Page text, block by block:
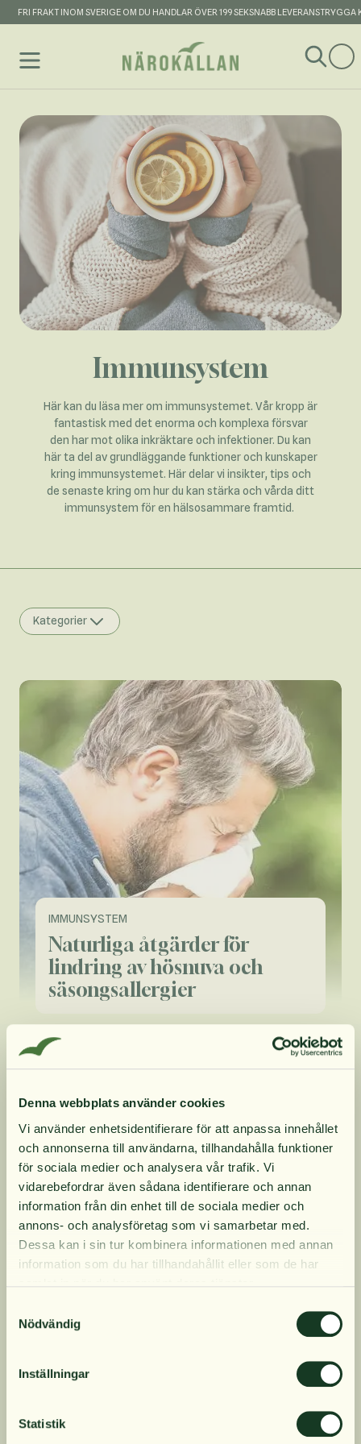
Denna webbplats använder cookies
Vi använder enhetsidentifierare för att anpassa innehållet
och annonserna till användarna, tillhandahålla funktioner
för sociala medier och analysera vår trafik. Vi
vidarebefordrar även sådana identifierare och annan
information från din enhet till de sociala medier och
annons- och analysföretag som vi samarbetar med.
Dessa kan i sin tur kombinera informationen med annan
information som du har tillhandahållit eller som de har
Nödvändig
Inställningar
Statistik
INOM SVERIGE OM DU HANDLAR ÖVER 199 SEKSNABB LEVERANSTRYGGA
Immunsystem
Här kan du läsa mer om immunsystemet. Vår kropp är
fantastisk med det enorma och komplexa försvar
den har mot olika inkräktare och infektioner. Du kan
här ta del av grundläggande funktioner och kunskaper
kring immunsystemet. Här delar vi insikter, tips och
de senaste kring om hur du kan stärka och vårda ditt
immunsystem för en hälsosammare framtid.
Kategorier
IMMUNSYSTEM
Naturliga åtgärder för
lindring av hösnuva och
säsongsallergier
10 tips för en frisk och
glädjefylld vinter
10% rabatt på
din första order
våra nyheter.
läs mer här
. Genom att även fylla i telefonnumret
samtycker du till att ta emot marknadsförings-SMS
endast privatpersoner och nya prenumeranter.